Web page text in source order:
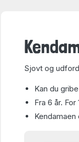
Sjovt og
Kan du
Fra 6 år. For